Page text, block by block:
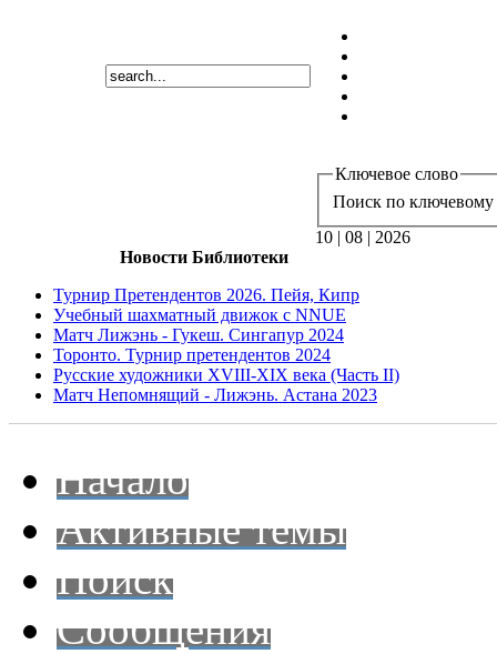
Ключевое слово
Поиск по ключевому
10 | 08 | 2026
Новости Библиотеки
Турнир Претендентов 2026. Пейя, Кипр
Учебный шахматный движок с NNUE
Матч Лижэнь - Гукеш. Сингапур 2024
Торонто. Турнир претендентов 2024
Русские художники XVIII-XIX века (Часть II)
Матч Непомнящий - Лижэнь. Астана 2023
Начало
Активные темы
Поиск
Сообщения